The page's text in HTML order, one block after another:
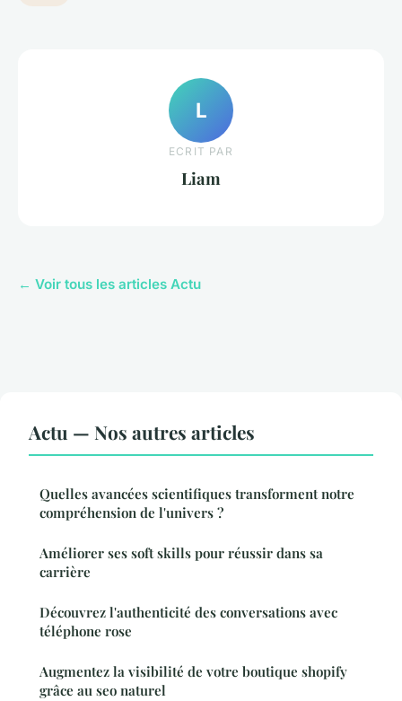
L
ECRIT PAR
Liam
← Voir tous les articles Actu
Actu — Nos autres articles
Quelles avancées scientifiques transforment notre
compréhension de l'univers ?
Améliorer ses soft skills pour réussir dans sa
carrière
Découvrez l'authenticité des conversations avec
téléphone rose
Augmentez la visibilité de votre boutique shopify
grâce au seo naturel